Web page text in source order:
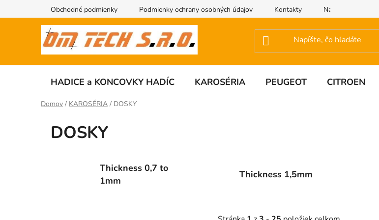
na
Obchodné podmienky Podmienky ochrany osobných údajov Kontakty Napíšte nám
HADICE a KONCOVKY HADÍC KAROSÉRIA PEUGEOT CITROEN
Domov / KAROSÉRIA / DOSKY
DOSKY
Thickness 0,7 to
1mm
Thickness 1,5mm